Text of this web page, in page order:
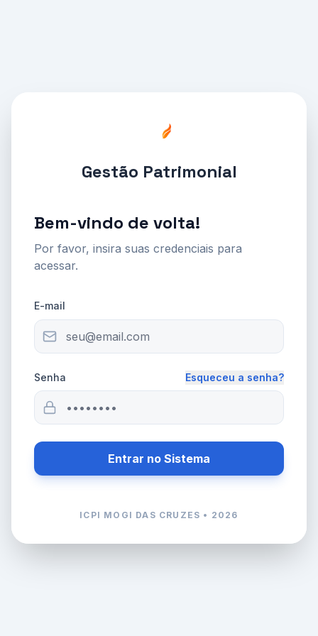
Gestão Patrimonial
Bem-vindo de volta!
Por favor, insira suas credenciais para
acessar.
E-mail
Senha Esqueceu a senha?
Entrar no Sistema
ICPI MOGI DAS CRUZES • 2026